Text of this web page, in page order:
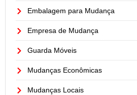
Embalagem para Mudança
Empresa de Mudança
Guarda Móveis
Mudanças Econômicas
Mudanças Locais